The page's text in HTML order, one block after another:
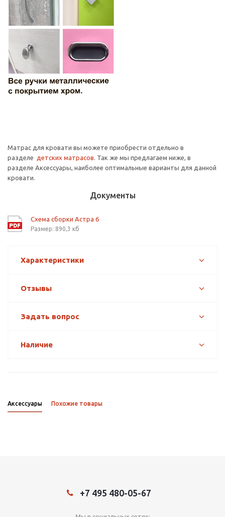
Матрас для кровати вы можете приобрести отдельно в
разделе детских матрасов. Так же мы предлагаем ниже, в
разделе Аксессуары, наиболее оптимальные варианты для данной
кровати.
Документы
Схема сборки Астра 6
Размер: 890,3 кб
Характеристики
Отзывы
Задать вопрос
Наличие
Аксессуары Похожие товары
+7 495 480-05-67